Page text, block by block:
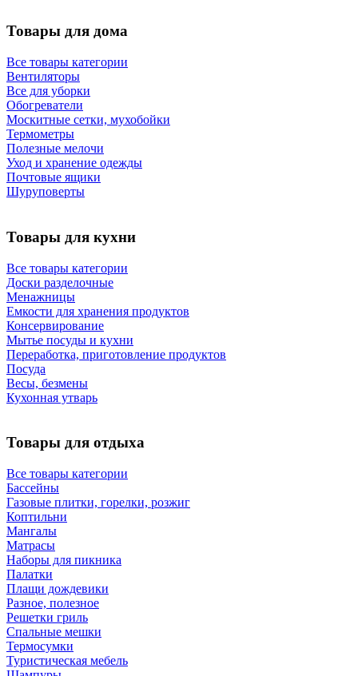
Товары для дома
Все товары категории
Вентиляторы
Все для уборки
Обогреватели
Москитные сетки, мухобойки
Термометры
Полезные мелочи
Уход и хранение одежды
Почтовые ящики
Шуруповерты
Товары для кухни
Все товары категории
Доски разделочные
Менажницы
Емкости для хранения продуктов
Консервирование
Мытье посуды и кухни
Переработка, приготовление продуктов
Посуда
Весы, безмены
Кухонная утварь
Товары для отдыха
Все товары категории
Бассейны
Газовые плитки, горелки, розжиг
Коптильни
Мангалы
Матрасы
Наборы для пикника
Палатки
Плащи дождевики
Разное, полезное
Решетки гриль
Спальные мешки
Термосумки
Туристическая мебель